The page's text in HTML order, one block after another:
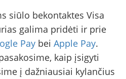
siūlo bekontaktes Visa
galima pridėti ir prie
Pay bei Apple Pay.
kaip įsigyti
į dažniausiai kylančius